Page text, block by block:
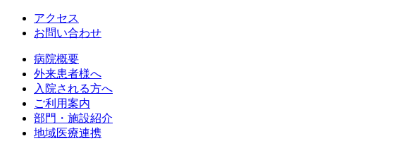
アクセス
お問い合わせ
病院概要
外来患者様へ
入院される方へ
ご利用案内
部門・施設紹介
地域医療連携